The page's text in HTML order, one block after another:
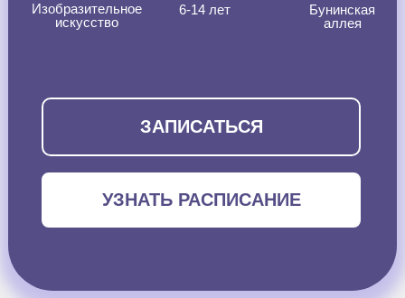
Изобразительное
искусство
6-14 лет
Бунинская
аллея
УЗНАТЬ РАСПИСАНИЕ
ЗАПИСАТЬСЯ